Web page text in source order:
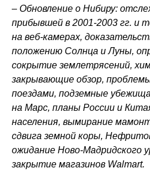
– Обновление о Нибиру:
прибывшей в 2001-2003 гг. и
на веб-камерах,
положению Солнца и Луны,
сокрытие землетрясений,
закрывающие обзор,
поездами, подземные
на Марс, планы России и
населения, вымирание
сдвига земной коры,
ожидание Ново-Мадридского
закрытие магазинов Walmart.